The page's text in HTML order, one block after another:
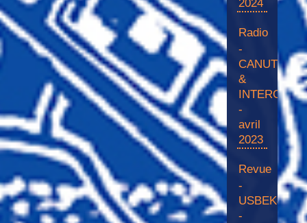
2024
Radio
-
CANUT
&
-
avril
2023
Revue
-
-